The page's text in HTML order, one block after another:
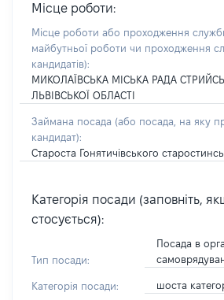
Місце роботи:
Місце роботи або проходження
майбутньої роботи чи проходження
кандидатів):
МИКОЛАЇВСЬКА МІСЬКА РАДА
ЛЬВІВСЬКОЇ ОБЛАСТІ
Займана посада (або посада, на яку
кандидат):
Староста Гонятичівського
Категорія посади (заповніть,
стосується):
Тип посади:
Посада в
Категорія посади: шоста